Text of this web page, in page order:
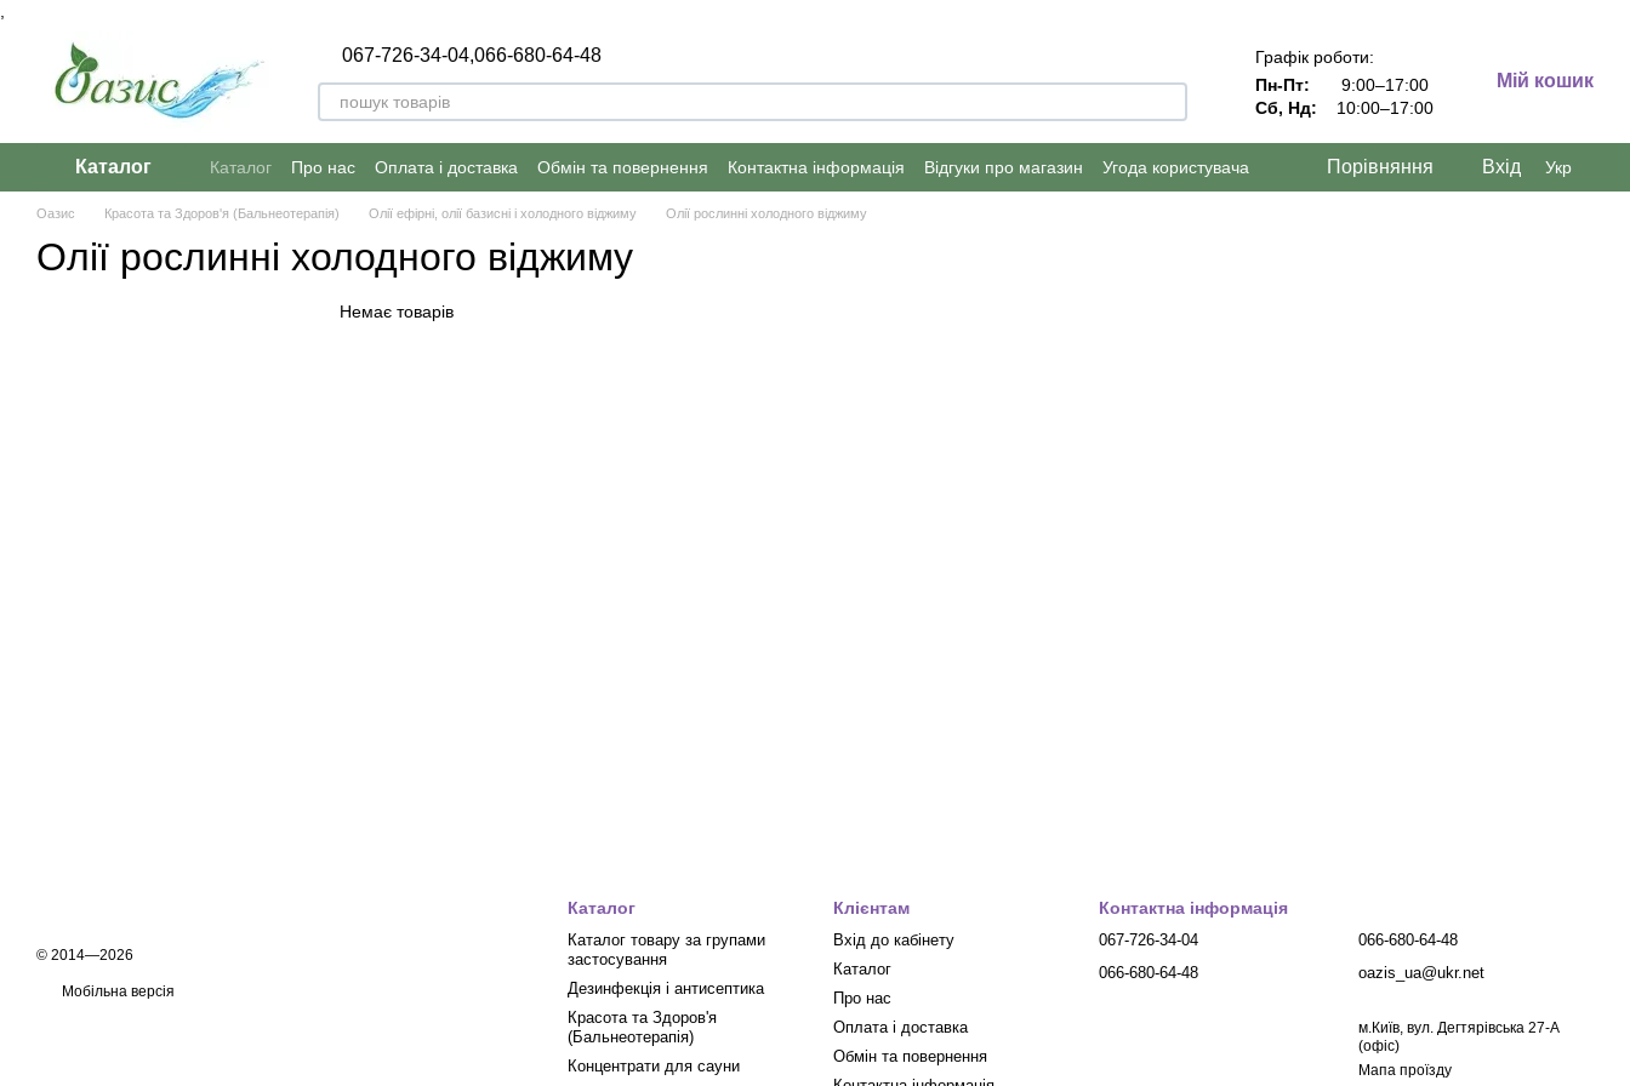
Перейти до основного контенту
067-726-34-04,066-680-64-48
Графік роботи:
Пн-Пт:
9:00–17:00
Сб, Нд:
10:00–17:00
Мій кошик
Каталог Каталог Про нас Оплата і доставка Обмін та повернення Контактна інформація Відгуки про магазин Угода користувача Порівняння Вхід Укр
Оазис Красота та Здоров'я (Бальнеотерапія) Олії ефірні, олії базисні і холодного віджиму Олії рослинні холодного віджиму
Олії рослинні холодного віджиму
Немає товарів
© 2014—2026
Мобільна версія
Каталог
Каталог товару за групами
застосування
Дезинфекція і антисептика
Красота та Здоров'я
(Бальнеотерапія)
Концентрати для сауни
Клієнтам
Вхід до кабінету
Каталог
Про нас
Оплата і доставка
Обмін та повернення
Контактна інформація
067-726-34-04
066-680-64-48
066-680-64-48
oazis_ua@ukr.net
м.Київ, вул. Дегтярівська 27-А
(офіс)
Мапа проїзду